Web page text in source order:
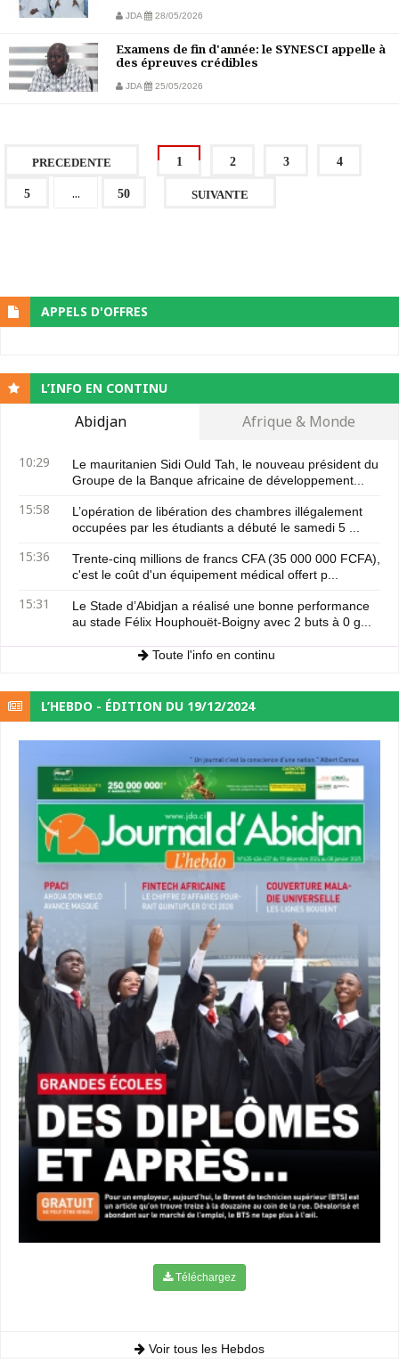
JDA 28/05/2026
Examens de fin d'année: le SYNESCI appelle à
des épreuves crédibles
JDA 25/05/2026
PRECEDENTE 1 2 3 4
5 ... 50 SUIVANTE
APPELS D'OFFRES
L’INFO EN CONTINU
Abidjan Afrique & Monde
10:29
Le mauritanien Sidi Ould Tah, le nouveau président du
Groupe de la Banque africaine de développement...
15:58
L’opération de libération des chambres illégalement
occupées par les étudiants a débuté le samedi 5 ...
15:36
Trente-cinq millions de francs CFA (35 000 000 FCFA),
c'est le coût d'un équipement médical offert p...
15:31
Le Stade d’Abidjan a réalisé une bonne performance
au stade Félix Houphouët-Boigny avec 2 buts à 0 g...
Toute l'info en continu
L’HEBDO - ÉDITION DU 19/12/2024
Téléchargez
Voir tous les Hebdos